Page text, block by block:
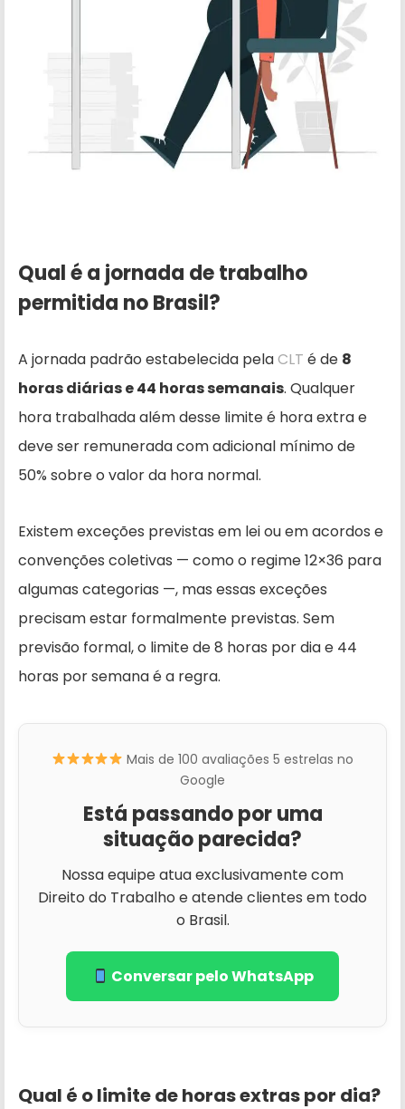
Qual é a jornada de trabalho
permitida no Brasil?
A jornada padrão estabelecida pelaCLT é de 8
horas diárias e 44 horas semanais. Qualquer
hora trabalhada além desse limite é hora extra e
deve ser remunerada com adicional mínimo de
50% sobre o valor da hora normal.
Existem exceções previstas em lei ou em acordos e
convenções coletivas — como o regime 12×36 para
algumas categorias —, mas essas exceções
precisam estar formalmente previstas. Sem
previsão formal, o limite de 8 horas por dia e 44
horas por semana é a regra.
Mais de 100 avaliações 5 estrelas no
Google
Está passando por uma
situação parecida?
Nossa equipe atua exclusivamente com
Direito do Trabalho e atende clientes em todo
o Brasil.
Conversar pelo WhatsApp
Qual é o limite de horas extras por dia?